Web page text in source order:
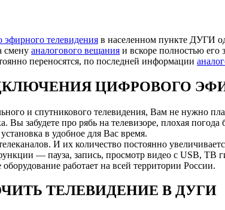
эфирного телевидения в населенном пункте ДУГИ
смену аналогового вещания и вскоре полностью
переносятся, по последней информации
ЦИФРОВОГО
и спутникового телевидения, Вам не нужно
Вы забудете про рябь на телевизоре, плохая
в удобное для Вас время.
И их количество постоянно
— пауза, запись, просмотр видео с USB, ТВ
работает на всей территории России.
ТЕЛЕВИДЕНИЕ В ДУГИ